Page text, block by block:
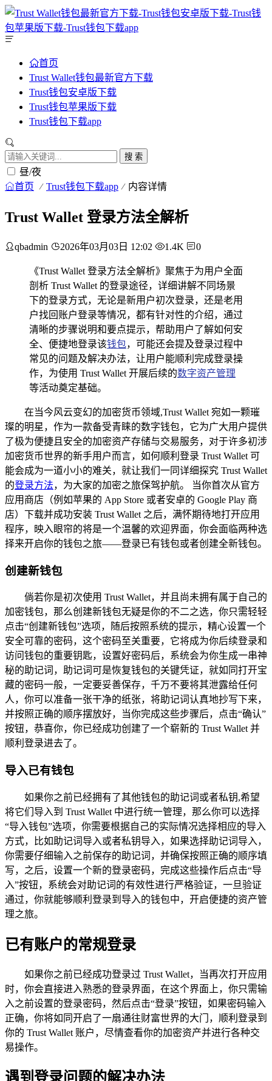
首页
Trust Wallet钱包最新官方下载
Trust钱包安卓版下载
Trust钱包苹果版下载
Trust钱包下载app
搜 索
昼/夜
首页 Trust钱包下载app 内容详情
Trust Wallet 登录方法全解析
qbadmin 2026年03月03日 12:02 1.4K 0
《Trust Wallet 登录方法全解析》聚焦于为用户全面
剖析 Trust Wallet 的登录途径，详细讲解不同场景
下的登录方式，无论是新用户初次登录，还是老用
户找回账户登录等情况，都有针对性的介绍，通过
清晰的步骤说明和要点提示，帮助用户了解如何安
全、便捷地登录该钱包，可能还会提及登录过程中
常见的问题及解决办法，让用户能顺利完成登录操
作，为使用 Trust Wallet 开展后续的数字资产管理
等活动奠定基础。
在当今风云变幻的加密货币领域,Trust Wallet 宛如一颗璀
璨的明星，作为一款备受青睐的数字钱包，它为广大用户提供
了极为便捷且安全的加密资产存储与交易服务，对于许多初涉
加密货币世界的新手用户而言，如何顺利登录 Trust Wallet 可
能会成为一道小小的难关，就让我们一同详细探究 Trust Wallet
的登录方法，为大家的加密之旅保驾护航。 当你首次从官方
应用商店（例如苹果的 App Store 或者安卓的 Google Play 商
店）下载并成功安装 Trust Wallet 之后，满怀期待地打开应用
程序，映入眼帘的将是一个温馨的欢迎界面，你会面临两种选
择来开启你的钱包之旅——登录已有钱包或者创建全新钱包。
创建新钱包
倘若你是初次使用 Trust Wallet，并且尚未拥有属于自己的
加密钱包，那么创建新钱包无疑是你的不二之选，你只需轻轻
点击“创建新钱包”选项，随后按照系统的提示，精心设置一个
安全可靠的密码，这个密码至关重要，它将成为你后续登录和
访问钱包的重要钥匙，设置好密码后，系统会为你生成一串神
秘的助记词，助记词可是恢复钱包的关键凭证，就如同打开宝
藏的密码一般，一定要妥善保存，千万不要将其泄露给任何
人，你可以准备一张干净的纸张，将助记词认真地抄写下来，
并按照正确的顺序摆放好，当你完成这些步骤后，点击“确认”
按钮，恭喜你，你已经成功创建了一个崭新的 Trust Wallet 并
顺利登录进去了。
导入已有钱包
如果你之前已经拥有了其他钱包的助记词或者私钥,希望
将它们导入到 Trust Wallet 中进行统一管理，那么你可以选择
“导入钱包”选项，你需要根据自己的实际情况选择相应的导入
方式，比如助记词导入或者私钥导入，如果选择助记词导入，
你需要仔细输入之前保存的助记词，并确保按照正确的顺序填
写，之后，设置一个新的登录密码，完成这些操作后点击“导
入”按钮，系统会对助记词的有效性进行严格验证，一旦验证
通过，你就能够顺利登录到导入的钱包中，开启便捷的资产管
理之旅。
已有账户的常规登录
如果你之前已经成功登录过 Trust Wallet，当再次打开应用
时，你会直接进入熟悉的登录界面，在这个界面上，你只需输
入之前设置的登录密码，然后点击“登录”按钮，如果密码输入
正确，你将如同开启了一扇通往财富世界的大门，顺利登录到
你的 Trust Wallet 账户，尽情查看你的加密资产并进行各种交
易操作。
遇到登录问题的解决办法